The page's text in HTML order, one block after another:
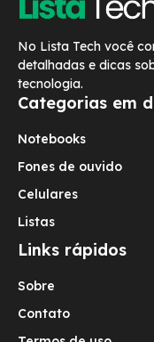
No Lista Tech você
detalhadas e dicas
tecnologia.
Categorias em
Notebooks
Fones de ouvido
Celulares
Listas
Links rápidos
Sobre
Contato